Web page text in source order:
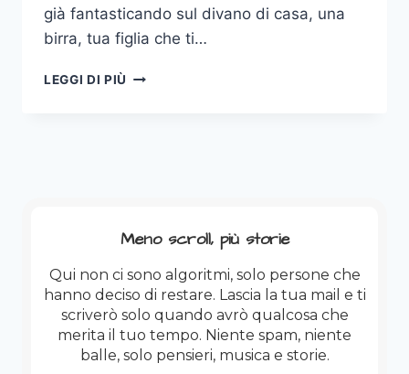
già fantasticando sul divano di casa, una
birra, tua figlia che ti…
LEGGI DI PIÙ
NON
RISOLVERE
NIENTE
Meno scroll, più storie
Qui non ci sono algoritmi, solo persone che
hanno deciso di restare. Lascia la tua mail e ti
scriverò solo quando avrò qualcosa che
merita il tuo tempo. Niente spam, niente
balle, solo pensieri, musica e storie.